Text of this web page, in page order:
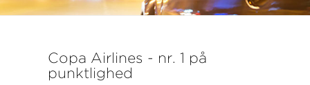
Copa Airlines - nr. 1 på
punktlighed